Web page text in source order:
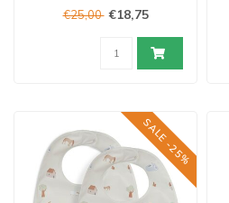
€25,00 €18,75
SALE -25%